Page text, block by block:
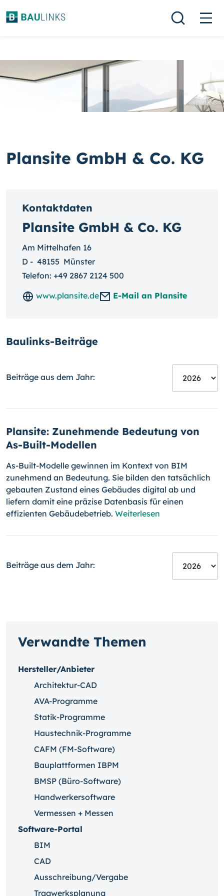
Plansite GmbH & Co. KG
Kontaktdaten
Plansite GmbH & Co. KG
Am Mittelhafen 16
D - 48155 Münster
Telefon: +49 2867 2124 500
www.plansite.de
E-Mail an Plansite
Baulinks-Beiträge
Beiträge aus dem Jahr:
Plansite: Zunehmende Bedeutung von
As-Built-Modellen
As-Built-Modelle gewinnen im Kontext von BIM
zunehmend an Bedeutung. Sie bilden den tatsächlich
gebauten Zustand eines Gebäudes digital ab und
liefern damit eine präzise Datenbasis für einen
effizienten Gebäudebetrieb. Weiterlesen
Beiträge aus dem Jahr:
Verwandte Themen
Hersteller/Anbieter
Architektur-CAD
AVA-Programme
Statik-Programme
Haustechnik-Programme
CAFM (FM-Software)
Bauplattformen IBPM
BMSP (Büro-Software)
Handwerkersoftware
Vermessen + Messen
Software-Portal
BIM
CAD
Ausschreibung/Vergabe
Tragwerksplanung